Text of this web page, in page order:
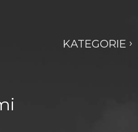
KATEGORIE